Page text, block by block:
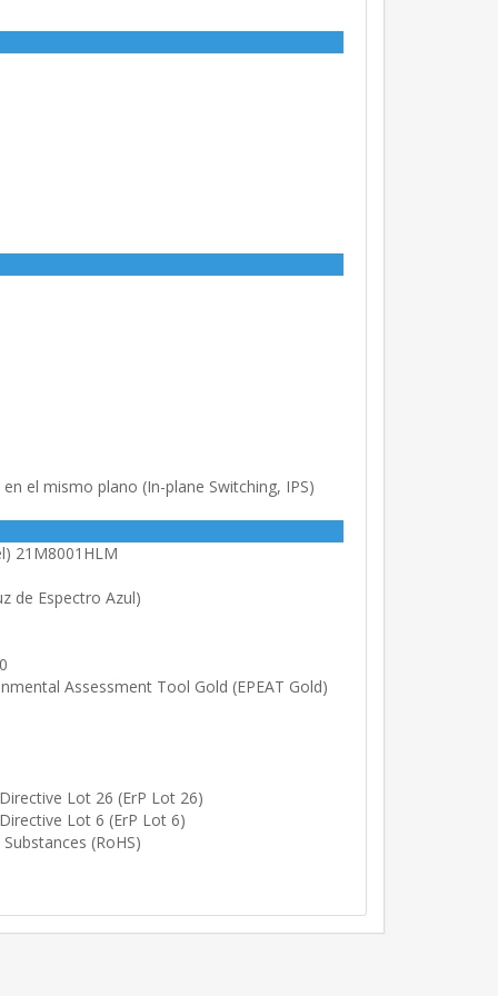
el mismo plano (In-plane Switching, IPS)
21M8001HLM
de Espectro Azul)
Assessment Tool Gold (EPEAT Gold)
Lot 26 (ErP Lot 26)
Lot 6 (ErP Lot 6)
(RoHS)